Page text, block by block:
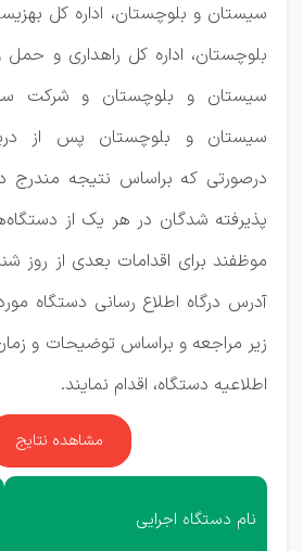
سیستان و بلوچستان، اداره کل
بلوچستان، اداره کل راهداری و
سیستان و بلوچستان و شرکت
سیستان و بلوچستان پس از
درصورتی که براساس نتیجه مندرج
پذیرفته شدگان در هر یک از
آدرس درگاه اطلاع رسانی دستگاه
زیر مراجعه و براساس توضیحات و
اطلاعیه دستگاه، اقدام نمایند.
مشاهده نتایج
نام دستگاه اجرایی